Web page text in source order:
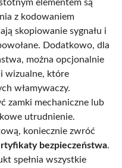
elementem są
z kodowaniem
skopiowanie sygnału i
Dodatkowo, dla
można opcjonalnie
wizualne, które
włamywaczy.
zamki mechaniczne lub
utrudnienie.
koniecznie zwróć
bezpieczeństwa.
spełnia wszystkie